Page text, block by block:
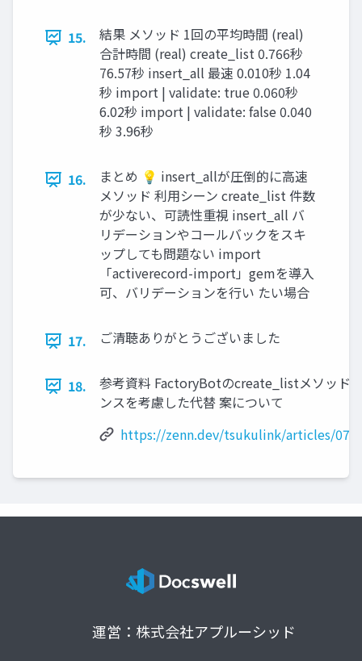
15.
結果 メソッド 1回の平均時間 (real)
合計時間 (real) create_list 0.766秒
76.57秒 insert_all 最速 0.010秒 1.04
秒 import | validate: true 0.060秒
6.02秒 import | validate: false 0.040
秒 3.96秒
16.
まとめ 💡 insert_allが圧倒的に⾼速
メソッド 利⽤シーン create_list 件数
が少ない、可読性重視 insert_all バ
リデーションやコールバックをスキ
ップしても問題ない import
「activerecord-import」gemを導⼊
可、バリデーションを⾏い たい場合
17. ご清聴ありがとうございました
18.
参考資料 FactoryBotのcreate_listメソッド
ンスを考慮した代替 案について
https://zenn.dev/tsukulink/articles/
運営：株式会社アプルーシッド